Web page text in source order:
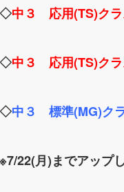
◇中３ 応用(TS)ク
◇中３ 応用(TS)ク
◇中３ 標準(MG)ク
※7/22(月)までアップ